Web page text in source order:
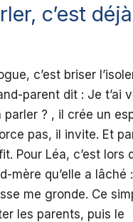
c’est
c’est briser
parent dit : Je t’ai
parler ? , il crée un
pas, il invite. Et
Pour Léa, c’est lors
mère qu’elle a lâché
me gronde. Ce
les parents, puis le